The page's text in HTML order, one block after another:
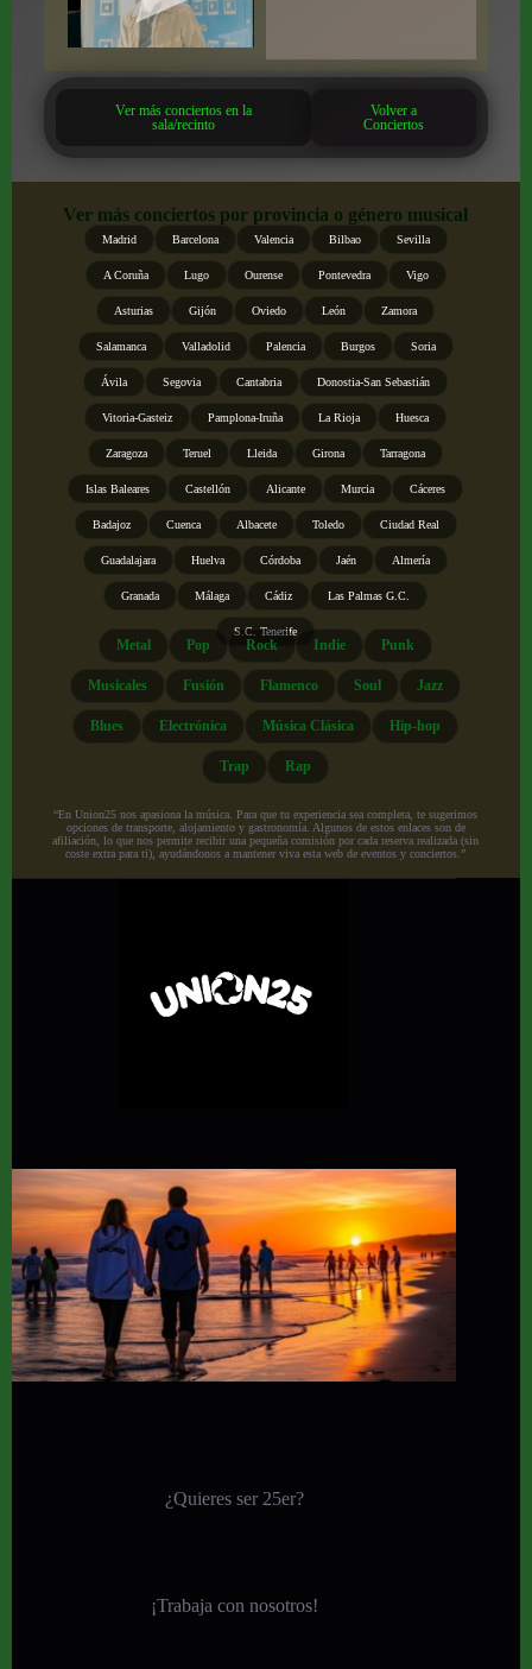
Ver más conciertos en la
sala/recinto
Volver a
Conciertos
Ver más conciertos por provincia o género musical
Madrid Barcelona Valencia Bilbao Sevilla
A Coruña Lugo Ourense Pontevedra Vigo
Asturias Gijón Oviedo León Zamora
Salamanca Valladolid Palencia Burgos Soria
Ávila Segovia Cantabria Donostia-San Sebastián
Vitoria-Gasteiz Pamplona-Iruña La Rioja Huesca
Zaragoza Teruel Lleida Girona Tarragona
Islas Baleares Castellón Alicante Murcia Cáceres
Badajoz Cuenca Albacete Toledo Ciudad Real
Guadalajara Huelva Córdoba Jaén Almería
Granada Málaga Cádiz Las Palmas G.C.
S.C. Tenerife
Metal Pop Rock Indie Punk
Musicales Fusión Flamenco Soul Jazz
Blues Electrónica Música Clásica Hip-hop
Trap Rap
“En Union25 nos apasiona la música. Para que tu experiencia sea completa, te sugerimos
opciones de transporte, alojamiento y gastronomía. Algunos de estos enlaces son de
afiliación, lo que nos permite recibir una pequeña comisión por cada reserva realizada (sin
coste extra para ti), ayudándonos a mantener viva esta web de eventos y conciertos.”
¿Quieres ser 25er?
¡Trabaja con nosotros!